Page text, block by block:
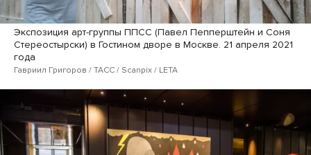
Экспозиция арт-группы ППСС (Павел Пепперштейн и Соня
Стереостырски) в Гостином дворе в Москве. 21 апреля 2021
года
Гавриил Григоров / ТАСС / Scanpix / LETA